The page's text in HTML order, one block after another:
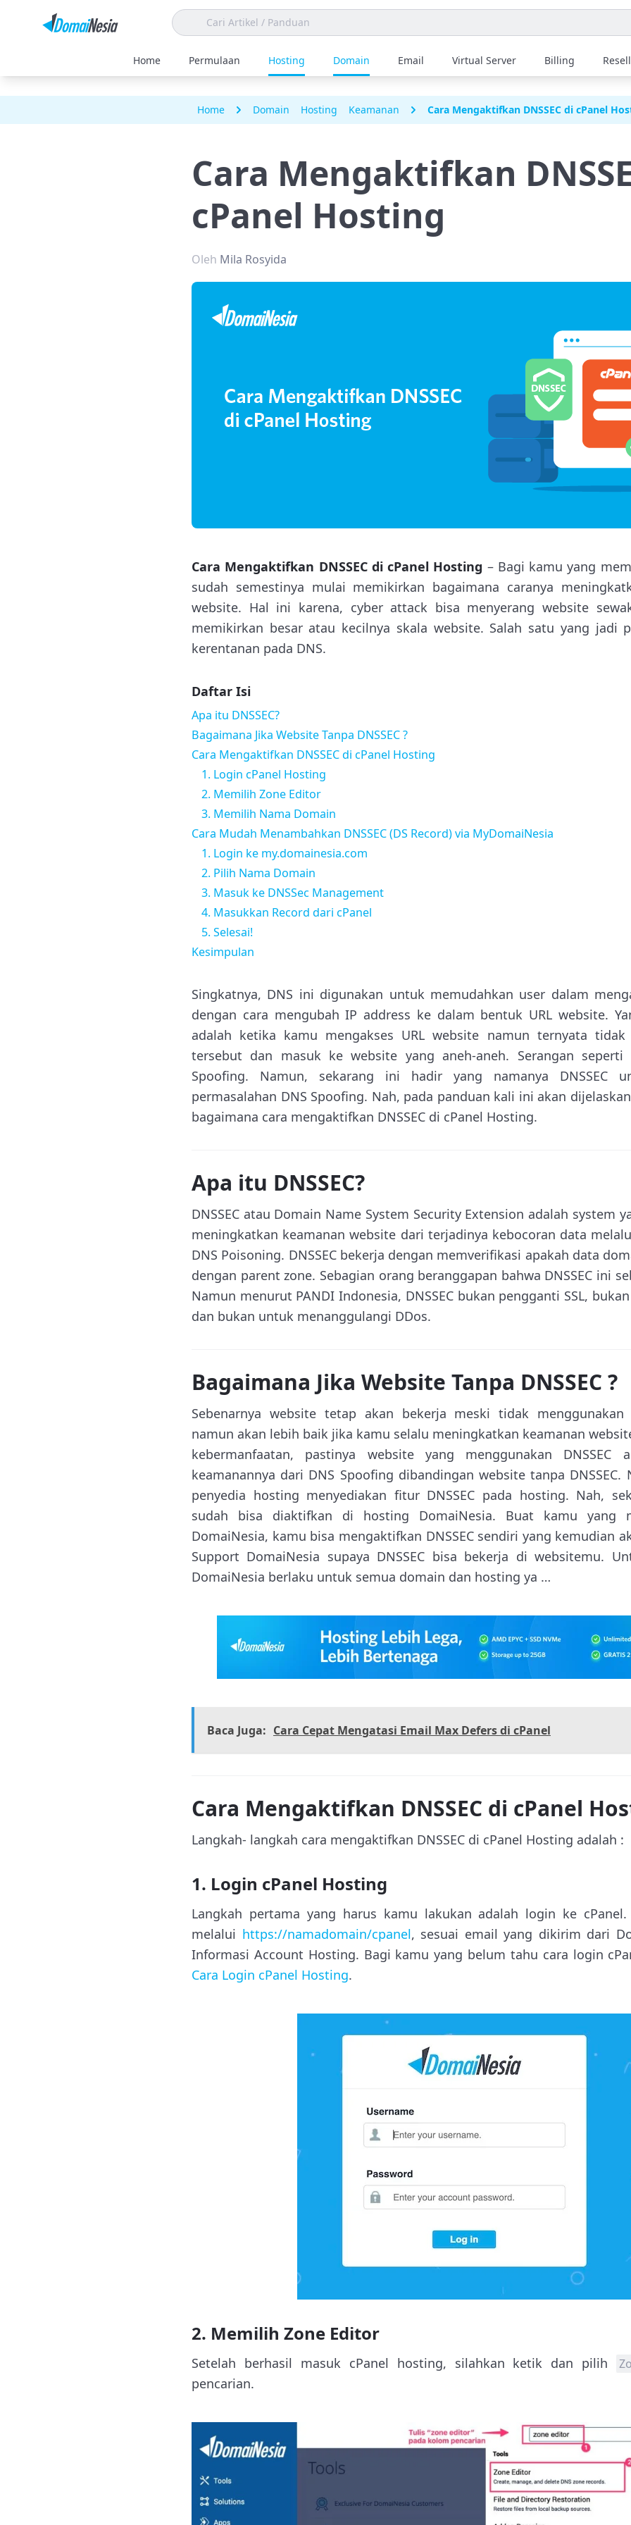
Home Permulaan Hosting Domain Email Virtual Server Billing
Home Domain Hosting Keamanan Cara Mengaktifkan DNSSEC di cPanel
Cara Mengaktifkan
cPanel Hosting
Oleh Mila Rosyida
Cara Mengaktifkan DNSSEC di cPanel Hosting – Bagi kamu yang
sudah semestinya mulai memikirkan bagaimana caranya
website. Hal ini karena, cyber attack bisa menyerang website
memikirkan besar atau kecilnya skala website. Salah satu yang jadi
kerentanan pada DNS.
Daftar Isi
Apa itu DNSSEC?
Bagaimana Jika Website Tanpa DNSSEC ?
Cara Mengaktifkan DNSSEC di cPanel Hosting
1. Login cPanel Hosting
2. Memilih Zone Editor
3. Memilih Nama Domain
Cara Mudah Menambahkan DNSSEC (DS Record) via MyDomaiNesia
1. Login ke my.domainesia.com
2. Pilih Nama Domain
3. Masuk ke DNSSec Management
4. Masukkan Record dari cPanel
5. Selesai!
Kesimpulan
Singkatnya, DNS ini digunakan untuk memudahkan user dalam
dengan cara mengubah IP address ke dalam bentuk URL website.
adalah ketika kamu mengakses URL website namun ternyata
tersebut dan masuk ke website yang aneh-aneh. Serangan seperti
Spoofing. Namun, sekarang ini hadir yang namanya DNSSEC
permasalahan DNS Spoofing. Nah, pada panduan kali ini akan
bagaimana cara mengaktifkan DNSSEC di cPanel Hosting.
Apa itu DNSSEC?
DNSSEC atau Domain Name System Security Extension adalah system
meningkatkan keamanan website dari terjadinya kebocoran data
DNS Poisoning. DNSSEC bekerja dengan memverifikasi apakah data
dengan parent zone. Sebagian orang beranggapan bahwa DNSSEC ini
Namun menurut PANDI Indonesia, DNSSEC bukan pengganti SSL,
dan bukan untuk menanggulangi DDos.
Bagaimana Jika Website Tanpa DNSSEC ?
Sebenarnya website tetap akan bekerja meski tidak menggunakan
namun akan lebih baik jika kamu selalu meningkatkan keamanan
kebermanfaatan, pastinya website yang menggunakan DNSSEC
keamanannya dari DNS Spoofing dibandingan website tanpa
penyedia hosting menyediakan fitur DNSSEC pada hosting. Nah,
sudah bisa diaktifkan di hosting DomaiNesia. Buat kamu yang
DomaiNesia, kamu bisa mengaktifkan DNSSEC sendiri yang kemudian
Support DomaiNesia supaya DNSSEC bisa bekerja di websitemu.
DomaiNesia berlaku untuk semua domain dan hosting ya …
Baca Juga: Cara Cepat Mengatasi Email Max Defers di cPanel
Cara Mengaktifkan DNSSEC di cPanel
Langkah- langkah cara mengaktifkan DNSSEC di cPanel Hosting adalah :
1. Login cPanel Hosting
Langkah pertama yang harus kamu lakukan adalah login ke
melalui https://namadomain/cpanel, sesuai email yang dikirim dari
Informasi Account Hosting. Bagi kamu yang belum tahu cara login
Cara Login cPanel Hosting.
2. Memilih Zone Editor
Setelah berhasil masuk cPanel hosting, silahkan ketik dan pilih
pencarian.